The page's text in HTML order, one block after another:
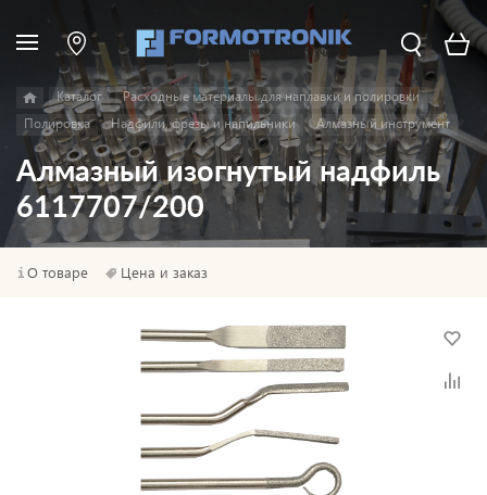
Каталог
Расходные материалы для наплавки и полировки
Полировка
Надфили, фрезы и напильники Алмазный инструмент
Алмазный изогнутый надфиль
6117707/200
О товаре Цена и заказ